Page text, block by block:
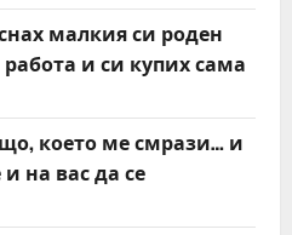
малкия си роден
и си купих сама
което ме смрази… и
на вас да се